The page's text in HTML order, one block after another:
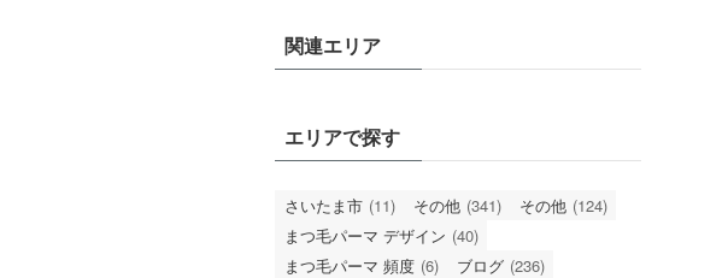
関連エリア
エリアで探す
さいたま市 (11) その他 (341) その他 (124)
まつ毛パーマ デザイン (40)
まつ毛パーマ 頻度 (6) ブログ (236)